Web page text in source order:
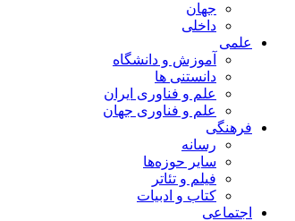
جهان
داخلی
علمی
آموزش و دانشگاه
دانستنی ها
علم و فناوری ایران
علم و فناوری جهان
فرهنگی
رسانه
سایر حوزه‌ها
فیلم و تئاتر
کتاب و ادبیات
اجتماعی